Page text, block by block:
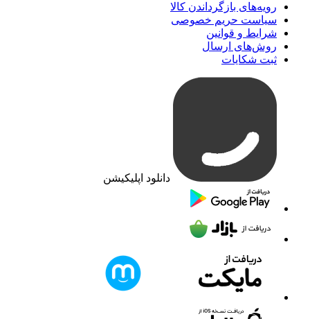
رویه‌های بازگرداندن کالا
سیاست حریم خصوصی
شرایط و قوانین
روش‌های ارسال
ثبت شکایات
دانلود اپلیکیشن